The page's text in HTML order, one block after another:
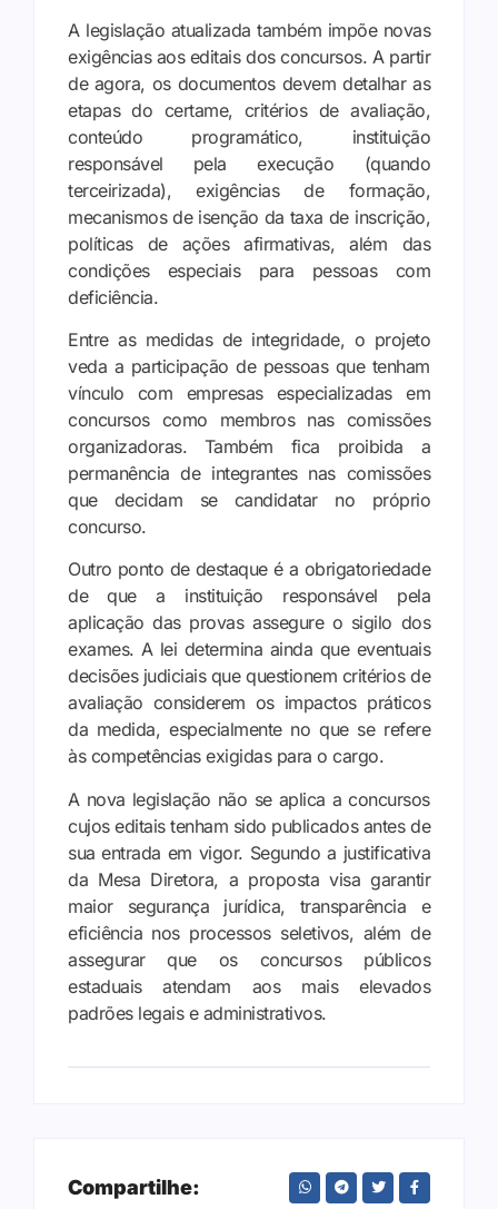
A legislação atualizada também impõe novas
exigências aos editais dos concursos. A partir
de agora, os documentos devem detalhar as
etapas do certame, critérios de avaliação,
conteúdo programático, instituição
responsável pela execução (quando
terceirizada), exigências de formação,
mecanismos de isenção da taxa de inscrição,
políticas de ações afirmativas, além das
condições especiais para pessoas com
deficiência.
Entre as medidas de integridade, o projeto
veda a participação de pessoas que tenham
vínculo com empresas especializadas em
concursos como membros nas comissões
organizadoras. Também fica proibida a
permanência de integrantes nas comissões
que decidam se candidatar no próprio
concurso.
Outro ponto de destaque é a obrigatoriedade
de que a instituição responsável pela
aplicação das provas assegure o sigilo dos
exames. A lei determina ainda que eventuais
decisões judiciais que questionem critérios de
avaliação considerem os impactos práticos
da medida, especialmente no que se refere
às competências exigidas para o cargo.
A nova legislação não se aplica a concursos
cujos editais tenham sido publicados antes de
sua entrada em vigor. Segundo a justificativa
da Mesa Diretora, a proposta visa garantir
maior segurança jurídica, transparência e
eficiência nos processos seletivos, além de
assegurar que os concursos públicos
estaduais atendam aos mais elevados
padrões legais e administrativos.
Compartilhe: